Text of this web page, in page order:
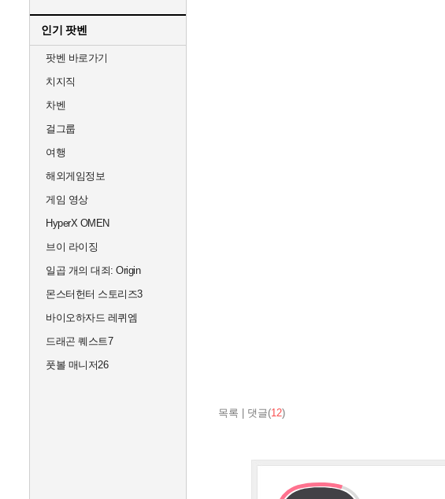
인기 팟벤
팟벤 바로가기
치지직
차벤
걸그룹
여행
해외게임정보
게임 영상
HyperX OMEN
브이 라이징
일곱 개의 대죄: Origin
몬스터헌터 스토리즈3
바이오하자드 레퀴엠
드래곤 퀘스트7
풋볼 매니저26
목록 댓글(12)